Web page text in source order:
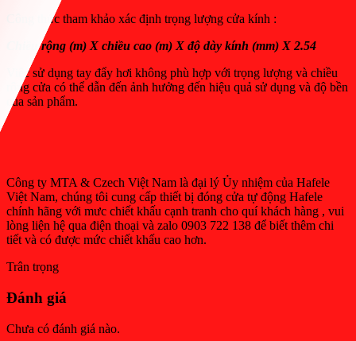
Công thức tham khảo xác định trọng lượng cửa kính :
Chiều rộng (m) X chiều cao (m) X độ dày kính (mm) X 2.54
Việc sử dụng tay đẩy hơi không phù hợp với trọng lượng và chiều
rộng cửa có thể dẫn đến ảnh hưởng đến hiệu quả sử dụng và độ bền
của sản phẩm.
Công ty MTA & Czech Việt Nam là đại lý Ủy nhiệm của Hafele
Việt Nam, chúng tôi cung cấp thiết bị đóng cửa tự động Hafele
chính hãng với mưc chiết khấu cạnh tranh cho quí khách hàng , vui
lòng liện hệ qua điện thoại và zalo 0903 722 138 để biết thêm chi
tiết và có được mức chiết khấu cao hơn.
Trân trọng
Đánh giá
Chưa có đánh giá nào.